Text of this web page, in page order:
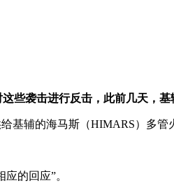
些袭击进行反击，此前几天，基
基辅的海马斯（HIMARS）多管
的回应”。